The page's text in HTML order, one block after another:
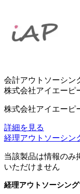
会計アウトソーシン
株式会社アイエーピ
株式会社アイエーピ
詳細を見る
経理アウトソーシン
当該製品は情報のみ
いただけません
経理アウトソーシング